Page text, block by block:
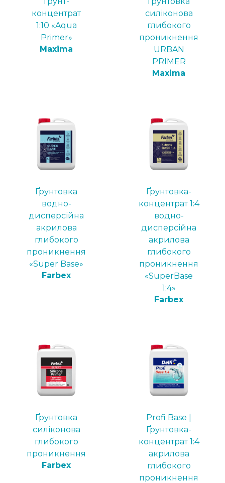
концентрат
1:10 «Aqua
Primer»
Maxima
силіконова
глибокого
проникнення
URBAN
PRIMER
Maxima
Ґрунтовка
водно-
дисперсійна
акрилова
глибокого
проникнення
«Super Base»
Farbex
Ґрунтовка-
концентрат 1:4
водно-
дисперсійна
акрилова
глибокого
проникнення
«SuperBase
1:4»
Farbex
Ґрунтовка
силіконова
глибокого
проникнення
Farbex
Profi Base |
Ґрунтовка-
концентрат 1:4
акрилова
глибокого
проникнення